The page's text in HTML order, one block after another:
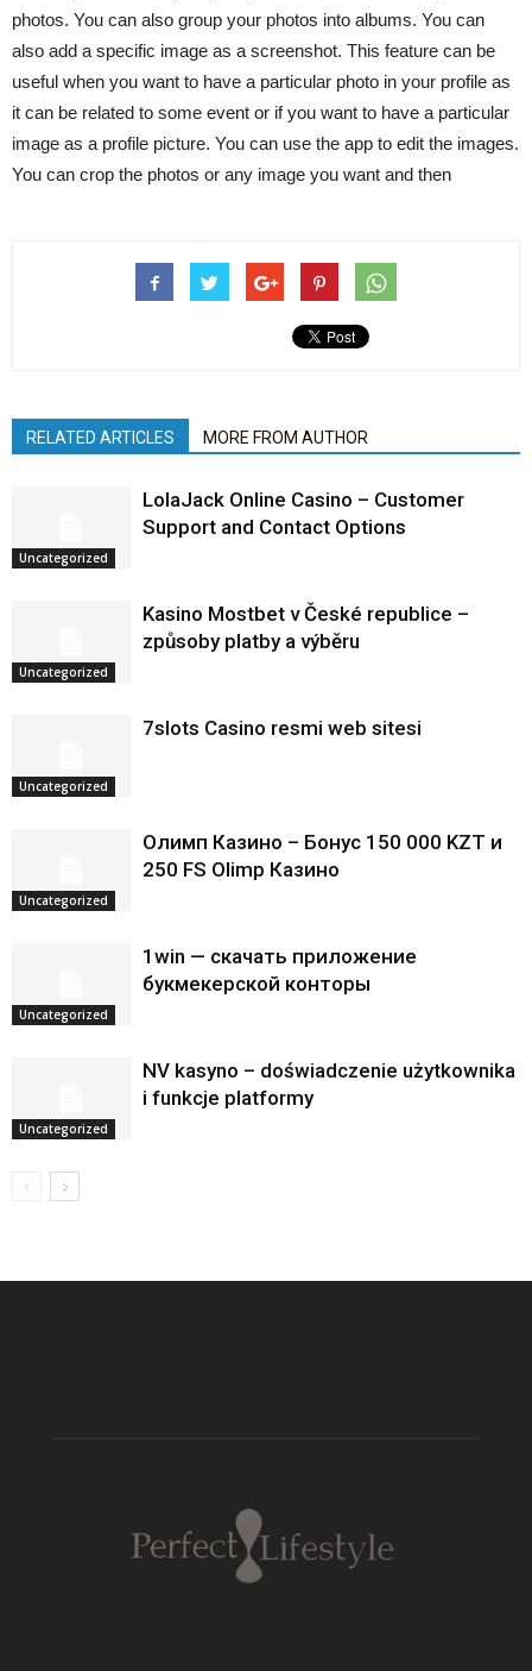
photos. You can also group your photos into albums. You can
also add a specific image as a screenshot. This feature can be
useful when you want to have a particular photo in your profile as
it can be related to some event or if you want to have a particular
image as a profile picture. You can use the app to edit the images.
You can crop the photos or any image you want and then
RELATED ARTICLES MORE FROM AUTHOR
Uncategorized
LolaJack Online Casino – Customer
Support and Contact Options
Uncategorized
Kasino Mostbet v České republice –
způsoby platby a výběru
Uncategorized
7slots Casino resmi web sitesi
Uncategorized
Олимп Казино – Бонус 150 000 KZT и
250 FS Olimp Казино
Uncategorized
1win — скачать приложение
букмекерской конторы
Uncategorized
NV kasyno – doświadczenie użytkownika
i funkcje platformy